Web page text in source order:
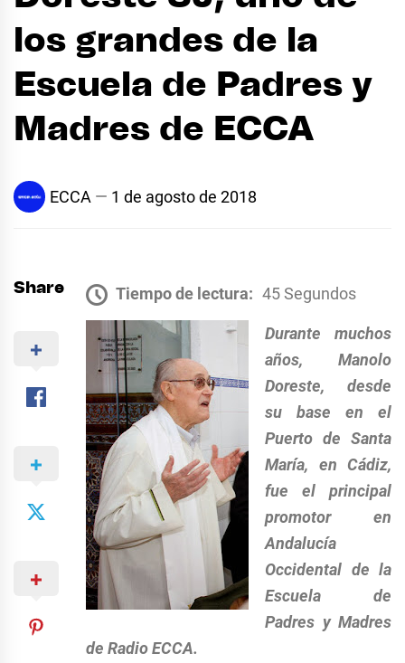
los grandes de la
Escuela de Padres y
Madres de ECCA
ECCA 1 de agosto de 2018
Share Tiempo de lectura: 45 Segundos
Durante muchos
años, Manolo
Doreste, desde
su base en el
Puerto de Santa
María, en Cádiz,
fue el principal
promotor en
Andalucía
Occidental de la
Escuela de
Padres y Madres
de Radio ECCA.